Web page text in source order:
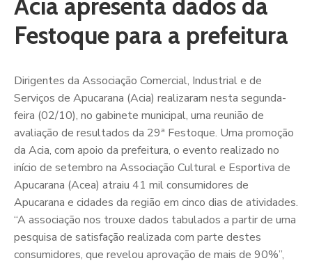
Festoque para a prefeitura
Dirigentes da Associação Comercial, Industrial e de
Serviços de Apucarana (Acia) realizaram nesta segunda-
feira (02/10), no gabinete municipal, uma reunião de
avaliação de resultados da 29ª Festoque. Uma promoção
da Acia, com apoio da prefeitura, o evento realizado no
início de setembro na Associação Cultural e Esportiva de
Apucarana (Acea) atraiu 41 mil consumidores de
Apucarana e cidades da região em cinco dias de atividades.
“A associação nos trouxe dados tabulados a partir de uma
pesquisa de satisfação realizada com parte destes
consumidores, que revelou aprovação de mais de 90%”,